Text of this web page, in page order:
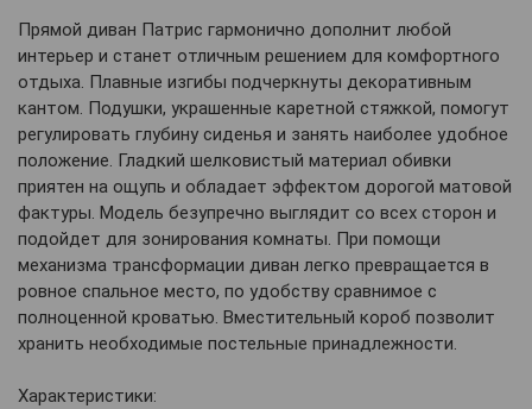
Прямой диван Патрис гармонично дополнит любой
интерьер и станет отличным решением для комфортного
отдыха. Плавные изгибы подчеркнуты декоративным
кантом. Подушки, украшенные каретной стяжкой, помогут
регулировать глубину сиденья и занять наиболее удобное
положение. Гладкий шелковистый материал обивки
приятен на ощупь и обладает эффектом дорогой матовой
фактуры. Модель безупречно выглядит со всех сторон и
подойдет для зонирования комнаты. При помощи
механизма трансформации диван легко превращается в
ровное спальное место, по удобству сравнимое с
полноценной кроватью. Вместительный короб позволит
хранить необходимые постельные принадлежности.
Характеристики: